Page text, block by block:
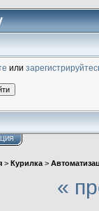
или
> Курилка >
«